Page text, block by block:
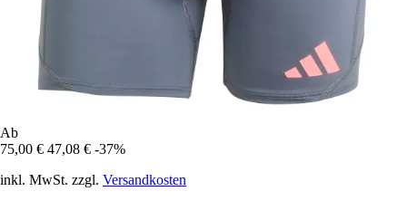
Ab
75,00 € 47,08 € -37%
inkl. MwSt. zzgl. Versandkosten